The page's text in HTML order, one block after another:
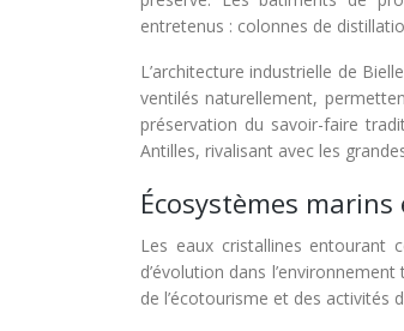
entretenus : colonnes de
L’architecture industrielle de
ventilés naturellement,
préservation du savoir-faire
Antilles, rivalisant avec les
Écosystèmes
Les eaux cristallines entourant
d’évolution dans
de l’écotourisme et des activités